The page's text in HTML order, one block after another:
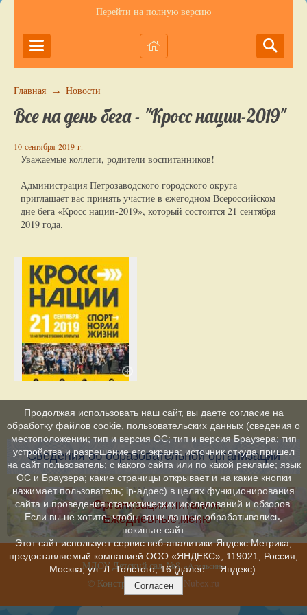
Перейти на полную версию
Главная → Новости
Все на день бега - "Кросс нации-2019"
10 сентября 2019 г.
Уважаемые коллеги, родители воспитанников!
Администрация Петрозаводского городского округа
приглашает вас принять участие в ежегодном Всероссийском
дне бега «Кросс нации-2019», который состоится 21 сентября
2019 года.
Сведения об образовательной организации
Организация питания.
Ежедневные меню
МДОУ Детский сад №8«Апельсин»
© Конструктор сайтов Nubex.ru
Продолжая использовать наш сайт, вы даете согласие на
обработку файлов cookie, пользовательских данных (сведения о
местоположении; тип и версия ОС; тип и версия Браузера; тип
устройства и разрешение его экрана; источник откуда пришел
на сайт пользователь; с какого сайта или по какой рекламе; язык
ОС и Браузера; какие страницы открывает и на какие кнопки
нажимает пользователь; ip-адрес) в целях функционирования
сайта и проведения статистических исследований и обзоров.
Если вы не хотите, чтобы ваши данные обрабатывались,
покиньте сайт.
Этот сайт использует сервис веб-аналитики Яндекс Метрика,
предоставляемый компанией ООО «ЯНДЕКС», 119021, Россия,
Москва, ул. Л. Толстого, 16 (далее — Яндекс).
Согласен